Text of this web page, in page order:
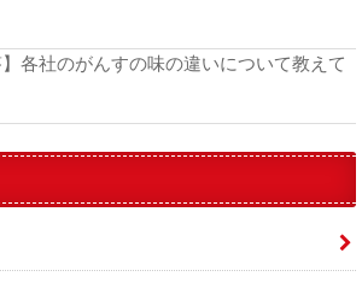
】各社のがんすの味の違いについて教えて